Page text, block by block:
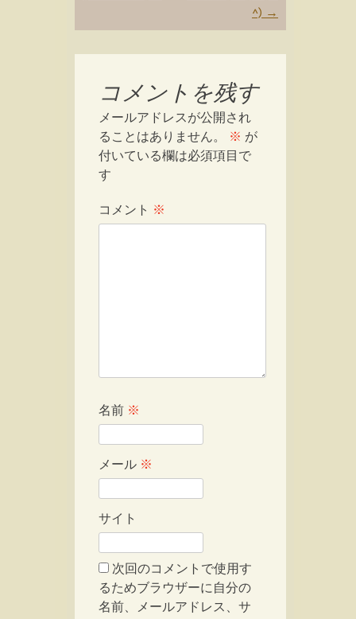
^) →
コメントを残す
メールアドレスが公開され
ることはありません。
※ が
付いている欄は必須項目で
す
コメント ※
名前 ※
メール ※
サイト
次回のコメントで使用す
るためブラウザーに自分の
名前、メールアドレス、サ